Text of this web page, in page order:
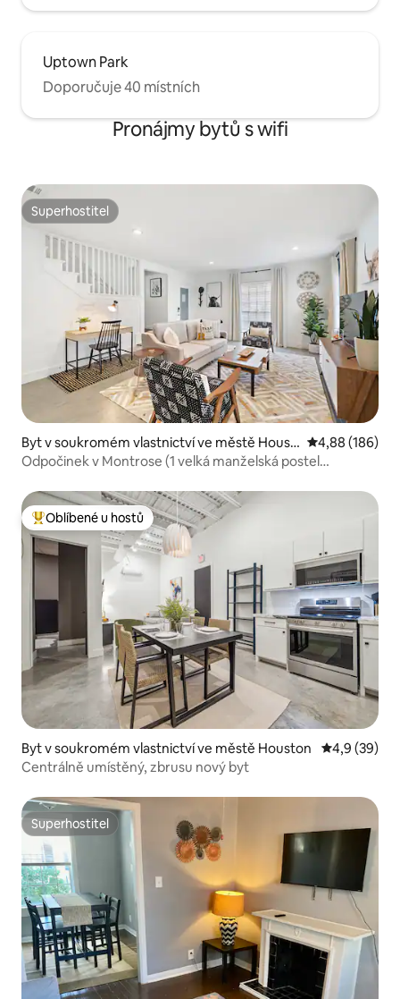
Uptown Park
Doporučuje 40 místních
Pronájmy bytů s wifi
Superhostitel
Superhostitel
Byt v soukromém vlastnictví ve městě Houst
on
Průměrné
4,88 (186)
Odpočinek v Montrose (1 velká manželská postel
Nejlepší v kategorii Oblíbené u hostů
Oblíbené u hostů
Byt v soukromém vlastnictví ve městě Houston Průměrné
4,9 (39)
Centrálně umístěný, zbrusu nový byt
Superhostitel
Superhostitel